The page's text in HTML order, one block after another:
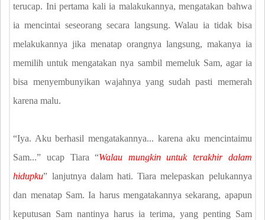
terucap. Ini pertama kali ia malakukannya, mengatakan bahwa
ia mencintai seseorang secara langsung. Walau ia tidak bisa
melakukannya jika menatap orangnya langsung, makanya ia
memilih untuk mengatakan nya sambil memeluk Sam, agar ia
bisa menyembunyikan wajahnya yang sudah pasti memerah
karena malu.
“Iya. Aku berhasil mengatakannya... karena aku mencintaimu
Sam...” ucap Tiara “Walau mungkin untuk terakhir dalam
hidupku” lanjutnya dalam hati. Tiara melepaskan pelukannya
dan menatap Sam. Ia harus mengatakannya sekarang, apapun
keputusan Sam nantinya harus ia terima, yang penting Sam